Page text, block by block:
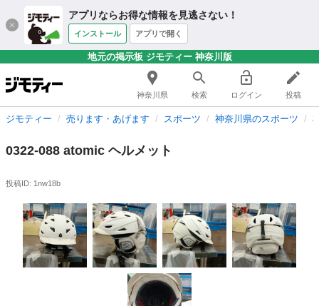
アプリならお得な情報を見逃さない！
インストール アプリで開く
地元の掲示板 ジモティー 神奈川版
神奈川県 検索 ログイン 投稿
ジモティー 売ります・あげます スポーツ 神奈川県のスポーツ
0322-088 atomic ヘルメット
投稿ID: 1nw18b